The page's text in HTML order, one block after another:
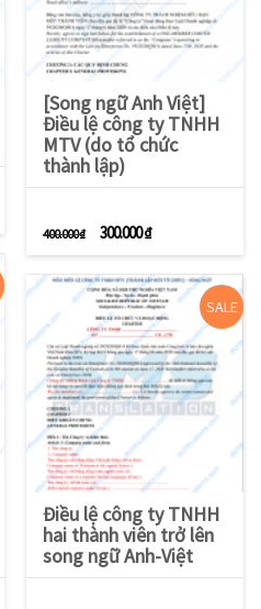
[Song ngữ Anh Việt]
Điều lệ công ty TNHH
MTV (do tổ chức
thành lập)
400.000₫ Giá gốc là: 400.000 ₫.
300.000₫
Điều lệ công ty TNHH
hai thành viên trở lên
song ngữ Anh-Việt
SALE